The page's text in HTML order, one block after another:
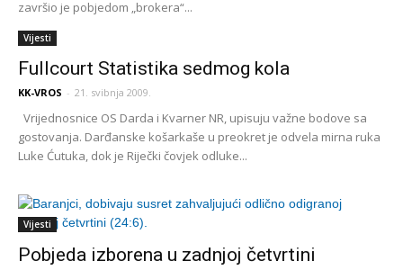
završio je pobjedom „brokera“...
Vijesti
Fullcourt Statistika sedmog kola
KK-VROS - 21. svibnja 2009.
Vrijednosnice OS Darda i Kvarner NR, upisuju važne bodove sa
gostovanja. Darđanske košarkaše u preokret je odvela mirna ruka
Luke Ćutuka, dok je Riječki čovjek odluke...
Vijesti
Pobjeda izborena u zadnjoj četvrtini